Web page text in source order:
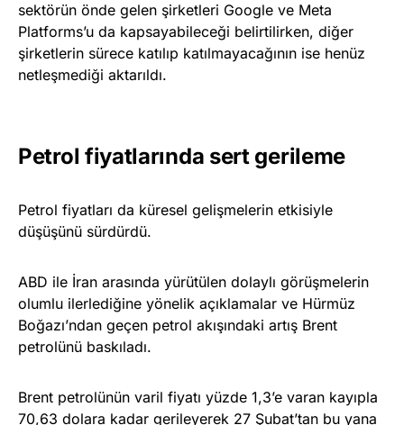
sektörün önde gelen şirketleri Google ve Meta
Platforms’u da kapsayabileceği belirtilirken, diğer
şirketlerin sürece katılıp katılmayacağının ise henüz
netleşmediği aktarıldı.
Petrol fiyatlarında sert gerileme
Petrol fiyatları da küresel gelişmelerin etkisiyle
düşüşünü sürdürdü.
ABD ile İran arasında yürütülen dolaylı görüşmelerin
olumlu ilerlediğine yönelik açıklamalar ve Hürmüz
Boğazı’ndan geçen petrol akışındaki artış Brent
petrolünü baskıladı.
Brent petrolünün varil fiyatı yüzde 1,3’e varan kayıpla
70,63 dolara kadar gerileyerek 27 Şubat’tan bu yana